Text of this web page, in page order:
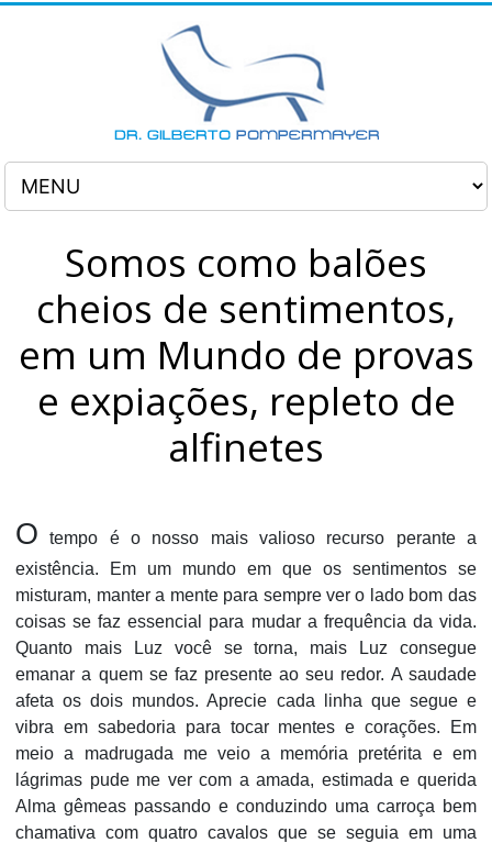
Somos como balões
cheios de sentimentos,
em um Mundo de provas
e expiações, repleto de
alfinetes
O tempo é o nosso mais valioso recurso perante a
existência. Em um mundo em que os sentimentos se
misturam, manter a mente para sempre ver o lado bom das
coisas se faz essencial para mudar a frequência da vida.
Quanto mais Luz você se torna, mais Luz consegue
emanar a quem se faz presente ao seu redor. A saudade
afeta os dois mundos. Aprecie cada linha que segue e
vibra em sabedoria para tocar mentes e corações. Em
meio a madrugada me veio a memória pretérita e em
lágrimas pude me ver com a amada, estimada e querida
Alma gêmeas passando e conduzindo uma carroça bem
chamativa com quatro cavalos que se seguia em uma